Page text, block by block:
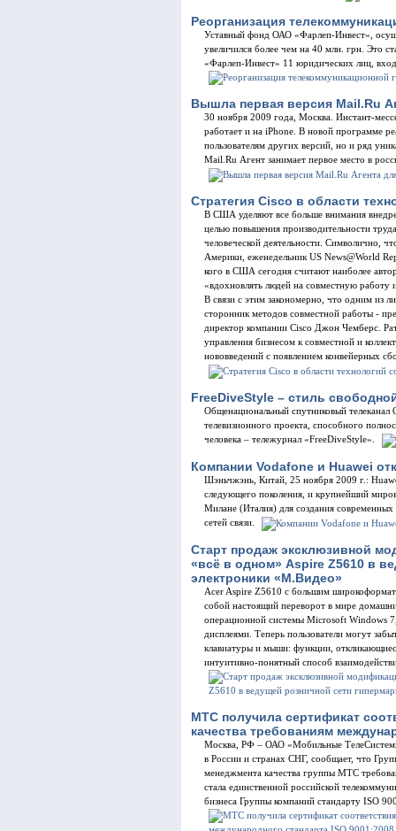
Реорганизация
Уставный фонд ОАО «Фарлеп-Инвест»,
увеличился более чем на 40 млн. грн. Это
«Фарлеп-Инвест» 11 юридических лиц,
Вышла первая версия Mail.Ru
30 ноября 2009 года, Москва. Инстант-
работает и на iPhone. В новой программе
пользователям других версий, но и ряд
Mail.Ru Агент занимает первое место в
Стратегия Cisco в области
В США уделяют все больше внимания
целью повышения производительности
человеческой деятельности. Символично,
Америки, еженедельник US News@World
кого в США сегодня считают наиболее
«вдохновлять людей на совместную работу
В связи с этим закономерно, что одним из
сторонник методов совместной работы -
директор компании Cisco Джон Чемберс.
управления бизнесом к совместной и
нововведений с появлением конвейерных
FreeDiveStyle – стиль
Общенациональный спутниковый телеканал
телевизионного проекта, способного
человека – тележурнал «FreeDiveStyle».
Компании Vodafone и Huawei
Шэньчжэнь, Китай, 25 ноября 2009 г.:
следующего поколения, и крупнейший
Милане (Италия) для создания
сетей связи.
Старт продаж эксклюзивной
«всё в одном» Aspire Z5610 в
электроники «М.Видео»
Acer Aspire Z5610 с большим
собой настоящий переворот в мире
операционной системы Microsoft Windows
дисплеями. Теперь пользователи могут
клавиатуры и мыши: функции,
интуитивно-понятный способ
МТС получила сертификат
качества требованиям
Москва, РФ – ОАО «Мобильные
в России и странах СНГ, сообщает, что
менеджмента качества группы МТС
стала единственной российской
бизнеса Группы компаний стандарту ISO